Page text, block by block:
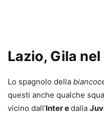
Lazio, Gila
Lo spagnolo della
questi anche qualche
vicino dall’Inter edalla